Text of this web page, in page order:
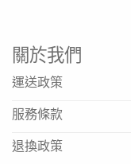
關於我們
運送政策
服務條款
退換政策